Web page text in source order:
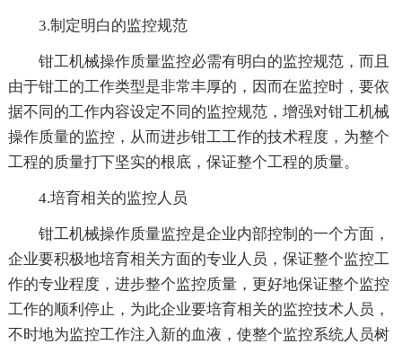
3.制定明白的监控规范
钳工机械操作质量监控必需有明白的监控规范，而且
由于钳工的工作类型是非常丰厚的，因而在监控时，要依
据不同的工作内容设定不同的监控规范，增强对钳工机械
操作质量的监控，从而进步钳工工作的技术程度，为整个
工程的质量打下坚实的根底，保证整个工程的质量。
4.培育相关的监控人员
钳工机械操作质量监控是企业内部控制的一个方面，
企业要积极地培育相关方面的专业人员，保证整个监控工
作的专业程度，进步整个监控质量，更好地保证整个监控
工作的顺利停止，为此企业要培育相关的监控技术人员，
不时地为监控工作注入新的血液，使整个监控系统人员树